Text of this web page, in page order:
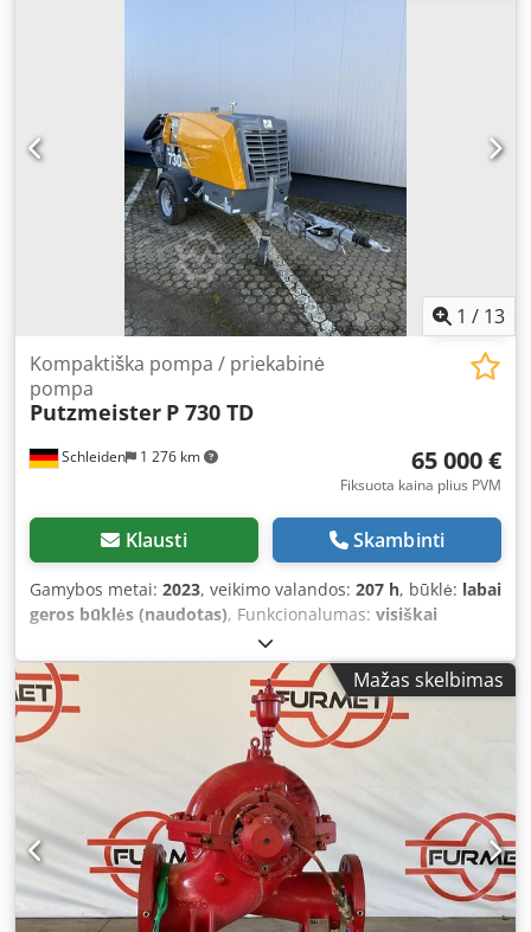
1 / 13
Schleiden 1 276 km
Kompaktiška pompa / priekabinė
pompa
Putzmeister P 730 TD
65 000 €
Fiksuota kaina plius PVM
Klausti Skambinti
Gamybos metai: 2023, veikimo valandos: 207 h, būklė: labai
geros būklės (naudotas), Funkcionalumas: visiškai
, Maksimalus slėgis: 55 bar, našumas: 3–30
m³/h, talpyklos talpa: 300 l, svoris: 2 450 kg,
komplektuojama su tiekiamaisiais žarna. Crodpfjznwtzox
Aqgef
Mažas skelbimas